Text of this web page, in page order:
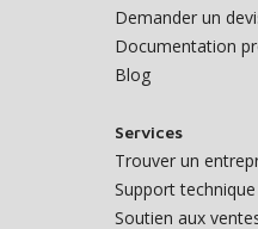
Demander un
Documentation
Blog
Services
Trouver un
Support technique
Soutien aux